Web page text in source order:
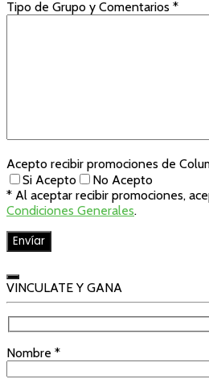
Tipo de Grupo y Comentarios *
Acepto recibir promociones de
Si Acepto
No Acepto
* Al aceptar recibir promociones,
Condiciones Generales.
VINCULATE Y GANA
Nombre *